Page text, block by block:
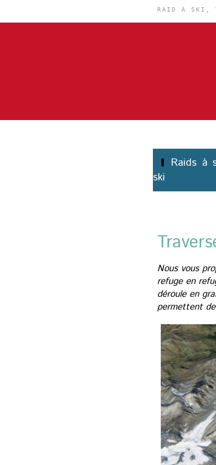
RAID À SKI,
Raids à
ski
Nous vous
refuge en
déroule en
permettent